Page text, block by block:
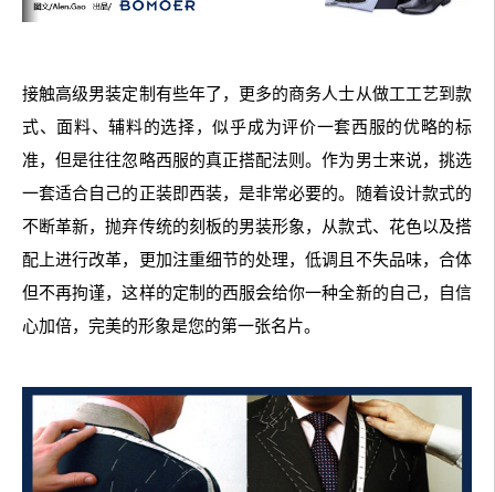
接触高级男装定制有些年了，更多的商务人士从做工工艺到款
式、面料、辅料的选择，似乎成为评价一套西服的优略的标
准，但是往往忽略西服的真正搭配法则。作为男士来说，挑选
一套适合自己的正装即西装，是非常必要的。随着设计款式的
不断革新，抛弃传统的刻板的男装形象，从款式、花色以及搭
配上进行改革，更加注重细节的处理，低调且不失品味，合体
但不再拘谨，这样的定制的西服会给你一种全新的自己，自信
心加倍，完美的形象是您的第一张名片。